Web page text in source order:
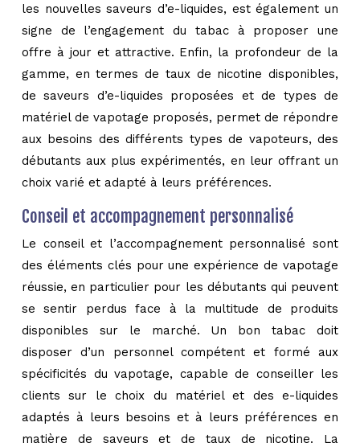
les nouvelles saveurs d’e-liquides, est également un
signe de l’engagement du tabac à proposer une
offre à jour et attractive. Enfin, la profondeur de la
gamme, en termes de taux de nicotine disponibles,
de saveurs d’e-liquides proposées et de types de
matériel de vapotage proposés, permet de répondre
aux besoins des différents types de vapoteurs, des
débutants aux plus expérimentés, en leur offrant un
choix varié et adapté à leurs préférences.
Conseil et accompagnement personnalisé
Le conseil et l’accompagnement personnalisé sont
des éléments clés pour une expérience de vapotage
réussie, en particulier pour les débutants qui peuvent
se sentir perdus face à la multitude de produits
disponibles sur le marché. Un bon tabac doit
disposer d’un personnel compétent et formé aux
spécificités du vapotage, capable de conseiller les
clients sur le choix du matériel et des e-liquides
adaptés à leurs besoins et à leurs préférences en
matière de saveurs et de taux de nicotine. La